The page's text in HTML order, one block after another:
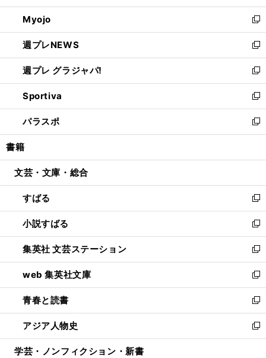
開
く
ウ
で
開
く
ン
ド
ウ
で
開
く
ウ
ィ
ン
ド
ウ
で
開
く
Myojo
新
し
い
ウ
ィ
ン
ド
ウ
で
開
週プレNEWS
新
し
い
ウ
ィ
ン
ド
ウ
開
週プレ グラジャパ!
新
し
い
ウ
ィ
ン
ウ
開
く
Sportiva
新
し
い
ウ
ン
ウ
で
開
く
パラスポ
新
し
ウ
ン
ド
ウ
で
開
く
書籍
文芸・文庫・総合
すばる
新
し
い
ウ
ィ
ン
ド
ウ
で
開
く
小説すばる
新
し
い
ウ
ィ
ン
ド
ウ
で
開
集英社 文芸ステーション
新
し
い
ウ
ィ
ン
ド
ウ
web 集英社文庫
新
し
い
ウ
ィ
ン
青春と読書
新
し
い
ウ
アジア人物史
新
し
学芸・ノンフィクション・新書